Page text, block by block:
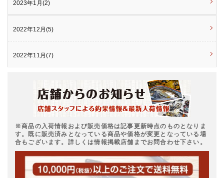
2023年1月(2)
2022年12月(5)
2022年11月(7)
※商品の入荷情報および販売価格は記事更新時点のものとなりま
す。既に販売済みとなっている商品や価格が変更となっている場
合もございます。詳しくは情報掲載店舗までお問合わせ下さい。